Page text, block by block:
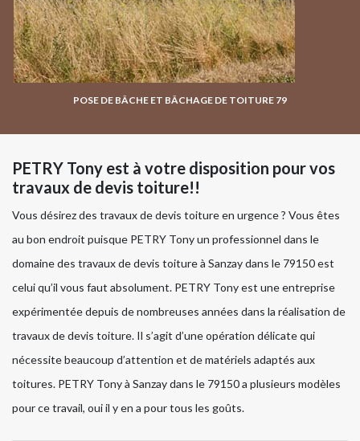
POSE DE BÂCHE ET BÂCHAGE DE TOITURE 79
PETRY Tony est à votre disposition pour vos
travaux de devis toiture!!
Vous désirez des travaux de devis toiture en urgence ? Vous êtes
au bon endroit puisque PETRY Tony un professionnel dans le
domaine des travaux de devis toiture à Sanzay dans le 79150 est
celui qu’il vous faut absolument. PETRY Tony est une entreprise
expérimentée depuis de nombreuses années dans la réalisation de
travaux de devis toiture. Il s’agit d’une opération délicate qui
nécessite beaucoup d’attention et de matériels adaptés aux
toitures. PETRY Tony à Sanzay dans le 79150 a plusieurs modèles
pour ce travail, oui il y en a pour tous les goûts.